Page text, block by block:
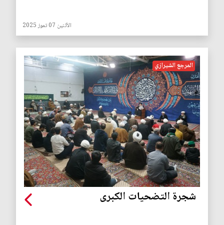
الأثنين 07 تموز 2025
المرجع الشيرازي
شجرة التضحيات الكبرى